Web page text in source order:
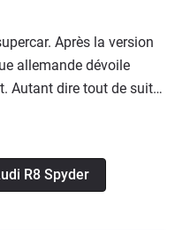
Après la version
allemande dévoile
Autant dire tout de suite
R8 Spyder